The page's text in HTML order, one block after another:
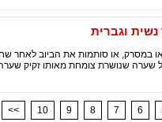
וגברית
במסרק, או סותמות את הביוב לאחר
<< 10 9 8 7 6